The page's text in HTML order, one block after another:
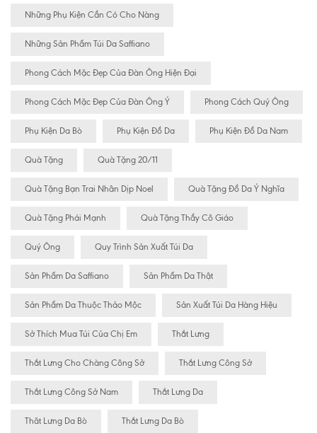
Những Phụ Kiện Cần Có Cho Nàng
Những Sản Phẩm Túi Da Saffiano
Phong Cách Mặc Đẹp Của Đàn Ông Hiện Đại
Phong Cách Mặc Đẹp Của Đàn Ông Ý Phong Cách Quý Ông
Phụ Kiện Da Bò Phụ Kiện Đồ Da Phụ Kiện Đồ Da Nam
Quà Tặng Quà Tặng 20/11
Quà Tặng Bạn Trai Nhân Dịp Noel Quà Tặng Đồ Da Ý Nghĩa
Quà Tặng Phái Mạnh Quà Tặng Thầy Cô Giáo
Quý Ông Quy Trình Sản Xuất Túi Da
Sản Phẩm Da Saffiano Sản Phẩm Da Thật
Sản Phẩm Da Thuộc Thảo Mộc Sản Xuất Túi Da Hàng Hiệu
Sở Thích Mua Túi Của Chị Em Thắt Lưng
Thắt Lưng Cho Chàng Công Sở Thắt Lưng Công Sở
Thắt Lưng Công Sở Nam Thắt Lưng Da
Thăt Lưng Da Bò Thắt Lưng Da Bò